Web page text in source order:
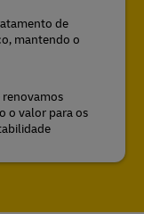
de
mantendo o
renovamos
o valor para os